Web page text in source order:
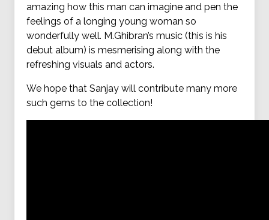
amazing how this man can imagine and pen the
feelings of a longing young woman so
wonderfully well. M.Ghibran’s music (this is his
debut album) is mesmerising along with the
refreshing visuals and actors.
We hope that Sanjay will contribute many more
such gems to the collection!